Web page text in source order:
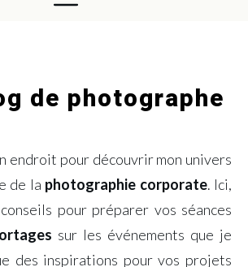
de photographe
endroit pour découvrir mon univers
de la photographie corporate. Ici,
pour préparer vos séances
sur les événements que je
des inspirations pour vos projets